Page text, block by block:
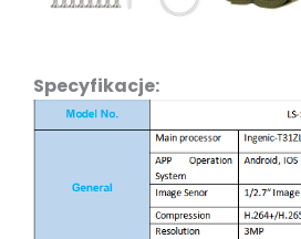
Specyfikacje: